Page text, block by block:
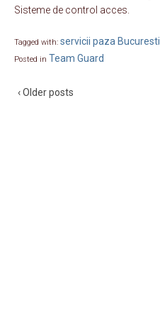
Sisteme de control acces.
Tagged with: servicii paza Bucuresti
Posted in Team Guard
‹ Older posts